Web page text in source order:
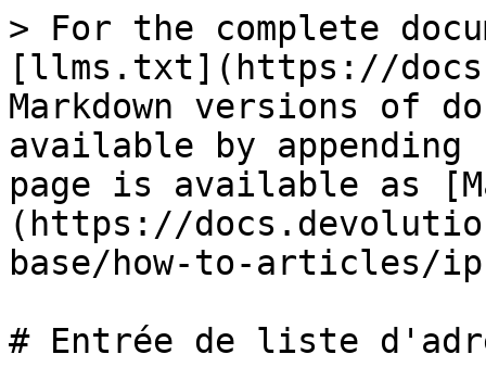
> For the complete
[llms.txt](https://
Markdown versions of
available by
page is available as
(https://
base/how-to-articles/
# Entrée de liste